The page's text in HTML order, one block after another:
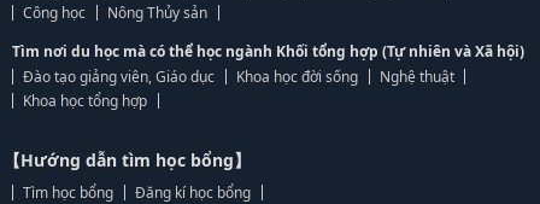
Công học
Nông Thủy sản
Tìm nơi du học mà có thể học ngành Khối tổng hợp (Tự nhiên và Xã hội)
Đào tạo giảng viên, Giáo dục
Khoa học đời sống
Nghệ thuật
Khoa học tổng hợp
【Hướng dẫn tìm học bổng】
Tìm học bổng
Đăng kí học bổng